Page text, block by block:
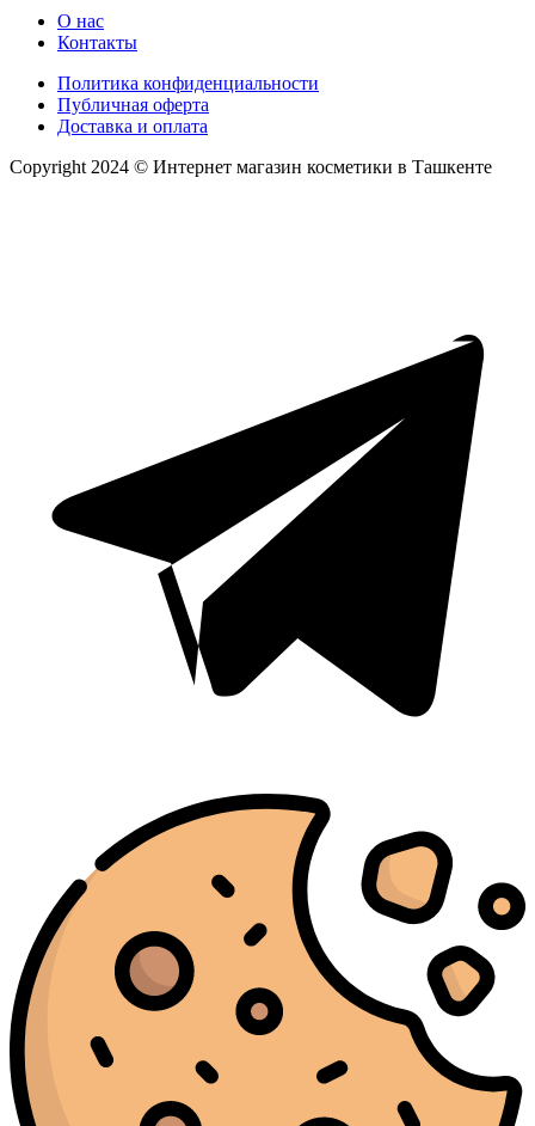
О нас
Контакты
Политика конфиденциальности
Публичная оферта
Доставка и оплата
Copyright 2024 © Интернет магазин косметики в Ташкенте